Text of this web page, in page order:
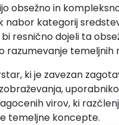
obsežno in
nabor kategorij
resnično dojeli ta
razumevanje temeljnih
ki je zavezan
virov, ki
temeljne koncepte.